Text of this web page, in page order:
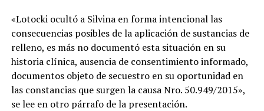
«Lotocki ocultó a Silvina en forma intencional las
consecuencias posibles de la aplicación de sustancias de
relleno, es más no documentó esta situación en su
historia clínica, ausencia de consentimiento informado,
documentos objeto de secuestro en su oportunidad en
las constancias que surgen la causa Nro. 50.949/2015»,
se lee en otro párrafo de la presentación.